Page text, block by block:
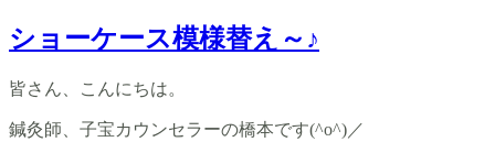
ショーケース模様替え～♪
皆さん、こんにちは。
鍼灸師、子宝カウンセラーの橋本です(^o^)／